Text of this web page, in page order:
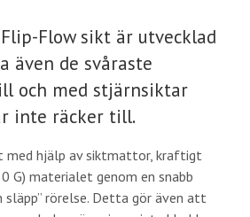
Flow sikt är utvecklad
även de svåraste
och med stjärnsiktar
inte räcker till.
med hjälp av siktmattor, kraftigt
G) materialet genom en snabb
släpp” rörelse. Detta gör även att